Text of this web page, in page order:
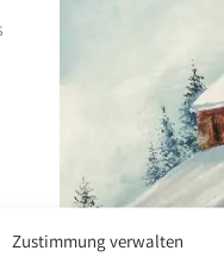
Zustimmung verwalten